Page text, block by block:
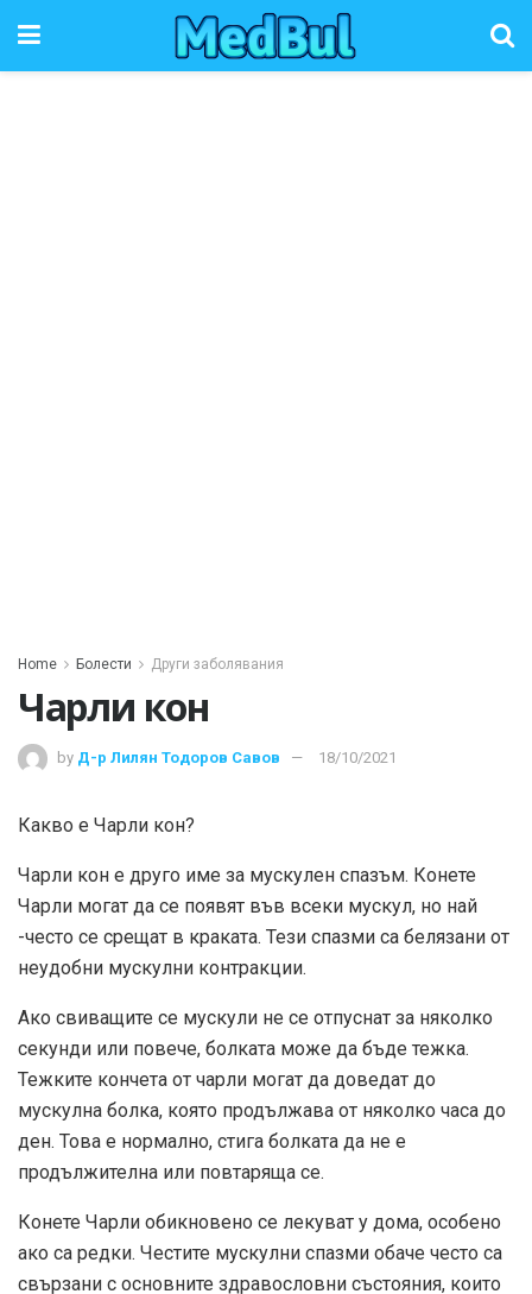
Home Болести Други заболявания
Чарли кон
by Д-р Лилян Тодоров Савов 18/10/2021
Какво е Чарли кон?
Чарли кон е друго име за мускулен спазъм. Конете
Чарли могат да се появят във всеки мускул, но най
-често се срещат в краката. Тези спазми са белязани от
неудобни мускулни контракции.
Ако свиващите се мускули не се отпуснат за няколко
секунди или повече, болката може да бъде тежка.
Тежките кончета от чарли могат да доведат до
мускулна болка, която продължава от няколко часа до
ден. Това е нормално, стига болката да не е
продължителна или повтаряща се.
Конете Чарли обикновено се лекуват у дома, особено
ако са редки. Честите мускулни спазми обаче често са
свързани с основните здравословни състояния, които